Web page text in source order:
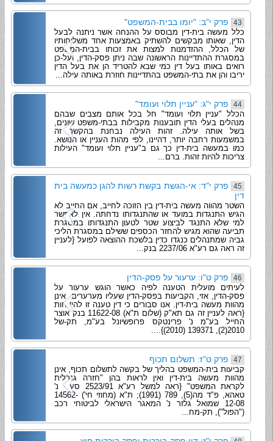
פרק י"ב: "יומו בבית-המשפט"
כלל מעשה בית-דין מבוסס על ההנחה אשר ניתנה לבעל
הדין, שאותו מבקשים להשתיק באמצעות אחד משלוחותיו
של הכלל, ההזדמנות למצות את זכותו בבית-המשפט
במסגרת ההתדיינות הראשונה שבה ניתן פסק-הדין, ועל-כן
רואים באותו בעל דין כמי שבא להטריד הן את בעל הדין
יריבו והן את בתי-המשפט בהתדיינות חוזרת באותה עילה...
פרק י"ג: "עניין תלוי ועומד"
הכלל "עניין תלוי ועומד" חל בכל אותם מצבים שבהם
מנהלים בעלי הדין תובענות מקבילות בבתי-משפט שונים,
בשל אותה עילה. זהות העילה נבחנת בהקשר זה
במשמעות רחבה יותר, דהיינו, לפי מהות העניין או הנושא.
כמו במעשה בית-דין כך גם ב"עניין תלוי ועומד" העילות
צריכות להיות זהות. ברם...
פרק י"ד: אי-הגשת בקשת רשות להגן כמעשה בית
דין
השטר מהווה מעשה בית-דין בין הזוכה לחייב, אם החייב לא
הגיש התנגדות במועד או שהתנגדותו נדחתה. אין לאפשר
למי שלא התנגד לביצוע שטר לטעון התנגדותו במסגרת
תביעה שהוא מגיש להחזר הכספים ששילם במסגרת הליכי
גביה שמתנהלים כנגדו כדין בלשכת ההוצאה לפועל {לעניין
זה ראה גם רע"א 2237/06 בנק...
פרק ט"ו: ערעור על פסק-הדין
לעיתים מועלית הטענה לפיה כאשר הוגש ערעור על
פסק-הדין, אזי, הקביעות בפסק-הדין שעליו מערערים, אינן
מהוות מעשה בית-דין. אנו סבורים כי דין טענה זו להידחות
{ראה לעניין זה גם תא"ק (שלום ת"א) 11622-08 בנק אוצר
החייל בע"מ נ' פרינטקס פרופשיונל בע"מ, תק-של
2010(2), 139371 (2010)}....
פרק ט"ז: תשלום תכוף
קביעות בית-המשפט בהליך של בקשה לתשלום תכוף, אינן
מהוות מעשה בית-דין ואין לראות בהן "חזרה גנרלית
לקראת המשפט" {ראה למשל רע"א 2523/91 סעדי נ'
טאהא, פ"ד מה(5), 789 (1991); ת"א (מחוזי חי') 14562-
12-08 שמואל גלזר נ' המאגר הישראלי לביטוחי רכב
("הפול"), תק-מח...